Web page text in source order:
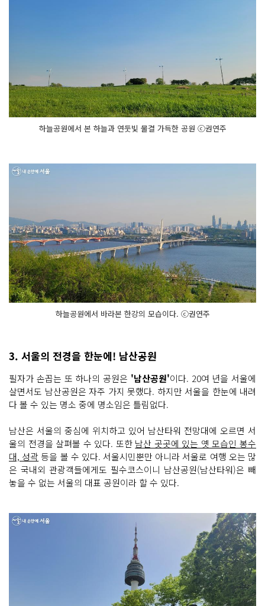
하늘공원에서 본 하늘과 연둣빛 물결 가득한 공원 ⓒ권연주
하늘공원에서 바라본 한강의 모습이다. ⓒ권연주
3. 서울의 전경을 한눈에! 남산공원
필자가 손꼽는 또 하나의 공원은 '남산공원'이다. 20여 년을 서울에
살면서도 남산공원은 자주 가지 못했다. 하지만 서울을 한눈에 내려
다 볼 수 있는 명소 중에 명소임은 틀림없다.
남산은 서울의 중심에 위치하고 있어 남산타워 전망대에 오르면 서
울의 전경을 살펴볼 수 있다. 또한 남산 곳곳에 있는 옛 모습인 봉수
대, 성곽 등을 볼 수 있다. 서울시민뿐만 아니라 서울로 여행 오는 많
은 국내외 관광객들에게도 필수코스이니 남산공원(남산타워)은 빼
놓을 수 없는 서울의 대표 공원이라 할 수 있다.